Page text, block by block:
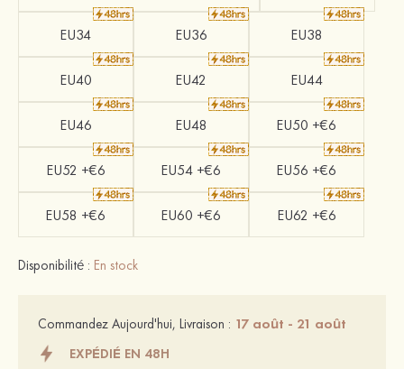
EU34 EU36 EU38
EU40 EU42 EU44
EU46 EU48 EU50 +€6
EU52 +€6 EU54 +€6 EU56 +€6
EU58 +€6 EU60 +€6 EU62 +€6
Disponibilité : En stock
Commandez Aujourd'hui, Livraison : 17 août - 21 août
EXPÉDIÉ EN 48H